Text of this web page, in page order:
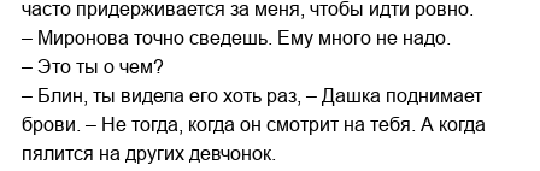
часто придерживается за меня, чтобы идти ровно.
– Миронова точно сведешь. Ему много не надо.
– Это ты о чем?
– Блин, ты видела его хоть раз, – Дашка поднимает
брови. – Не тогда, когда он смотрит на тебя. А когда
пялится на других девчонок.